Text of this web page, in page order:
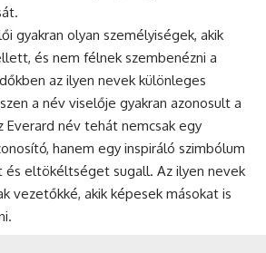
gyakran olyan személyiségek, akik
és nem félnek szembenézni a
az ilyen nevek különleges
a név viselője gyakran azonosult a
név tehát nemcsak egy
hanem egy inspiráló szimbólum
és eltökéltséget sugall. Az ilyen nevek
vezetőkké, akik képesek másokat is